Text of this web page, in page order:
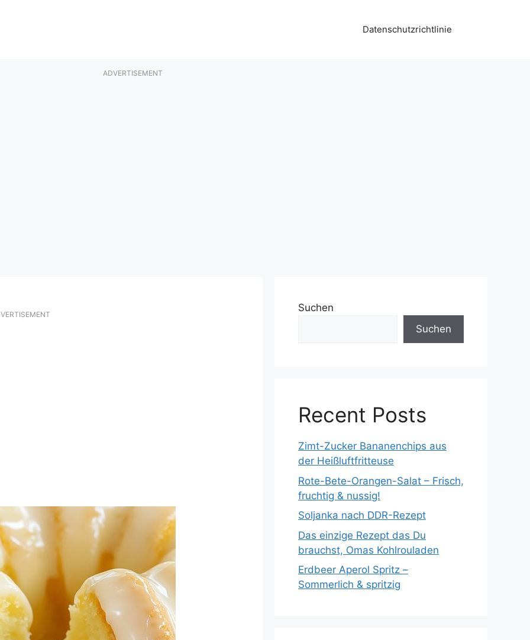
Datenschutzrichtlinie
ADVERTISEMENT
Suchen
Suchen
Recent Posts
Zimt-Zucker Bananenchips aus
der Heißluftfritteuse
Rote-Bete-Orangen-Salat – Frisch,
fruchtig & nussig!
Soljanka nach DDR-Rezept
Das einzige Rezept das Du
brauchst, Omas Kohlrouladen
Erdbeer Aperol Spritz –
Sommerlich & spritzig